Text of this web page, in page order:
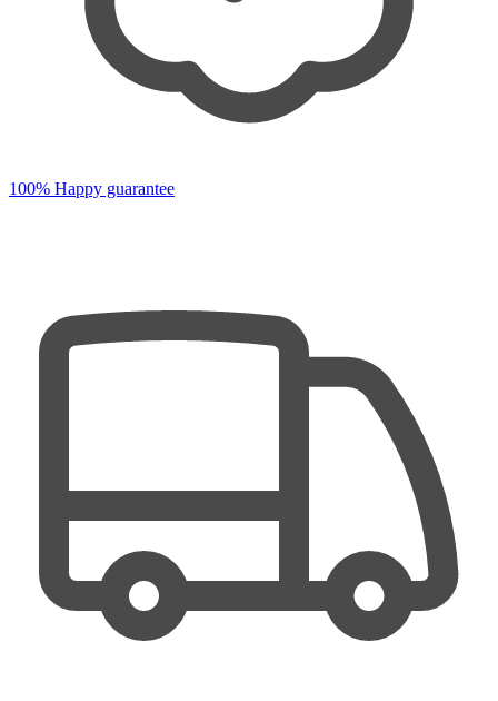
100% Happy guarantee